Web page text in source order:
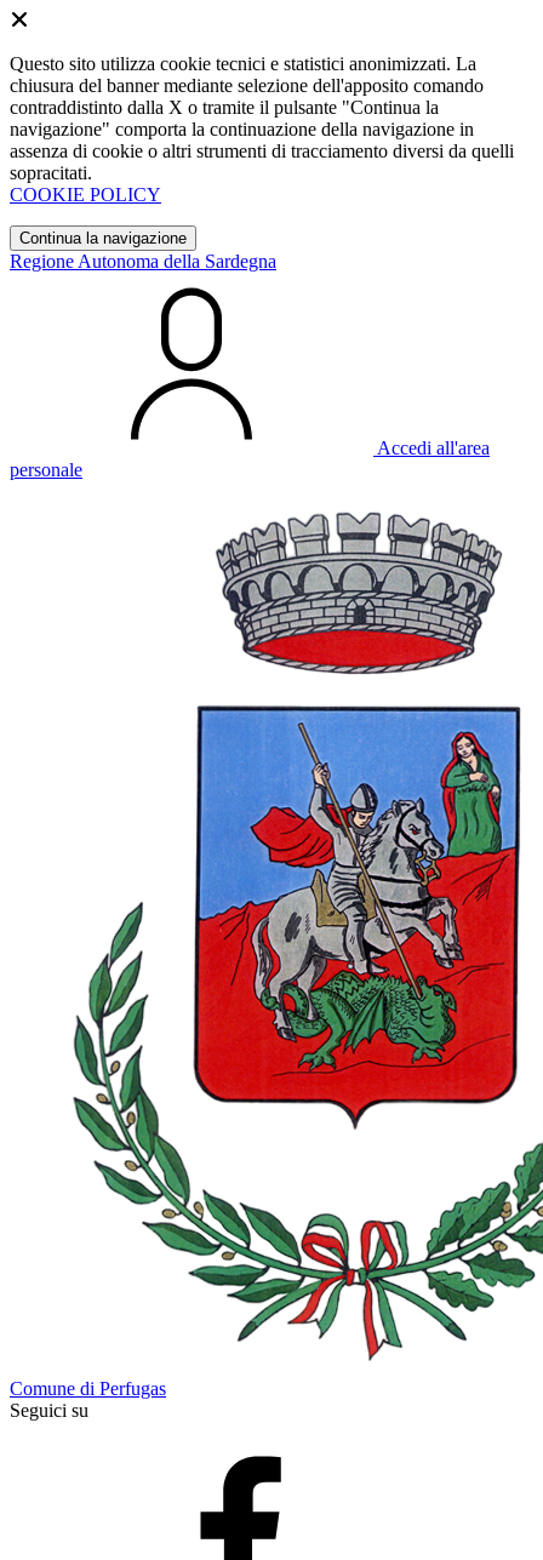
Questo sito utilizza cookie tecnici e statistici anonimizzati. La
chiusura del banner mediante selezione dell'apposito comando
contraddistinto dalla X o tramite il pulsante "Continua la
navigazione" comporta la continuazione della navigazione in
assenza di cookie o altri strumenti di tracciamento diversi da quelli
sopracitati.
COOKIE POLICY
Continua la navigazione
Regione Autonoma della Sardegna
Accedi all'area
personale
Comune di Perfugas
Seguici su